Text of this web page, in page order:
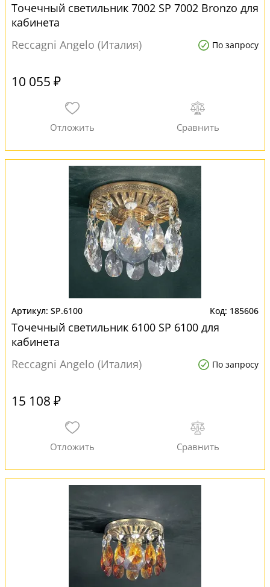
Точечный светильник 7002 SP 7002 Bronzo для
кабинета
Reccagni Angelo (Италия)
По запросу
10 055 ₽
SP.6100 185606
Точечный светильник 6100 SP 6100 для
кабинета
Reccagni Angelo (Италия)
По запросу
15 108 ₽